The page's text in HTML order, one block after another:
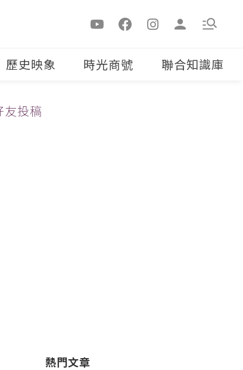
歷史映象 時光商號 聯合知識庫
友投稿
熱門文章